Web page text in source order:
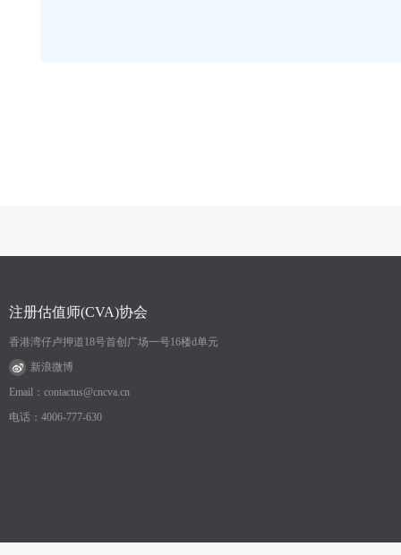
注册估值师(CVA)协会
香港湾仔卢押道18号首创广场一号16楼d单元
新浪微博
Email：contactus@cncva.cn
电话：4006-777-630